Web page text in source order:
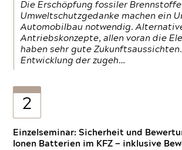
Die Erschöpfung fossiler
Umweltschutzgedanke machen ein
Automobilbau notwendig.
Antriebskonzepte, allen voran die
haben sehr gute
Entwicklung der zugeh…
2
Einzelseminar: Sicherheit und
Ionen Batterien im KFZ — inklusive